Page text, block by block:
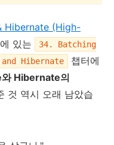
Hibernate (High-
에 있는
34. Batching
Hibernate
챕터에
Hibernate의
것 역시 오래 남았습